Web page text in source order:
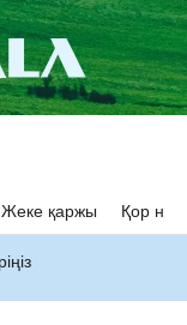
Жеке қаржы Қор